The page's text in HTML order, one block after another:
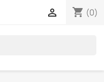
shopping_cart (0)
